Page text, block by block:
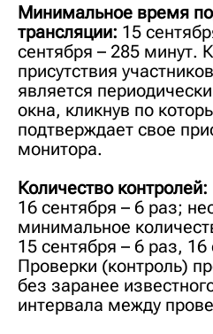
Минимальное время
трансляции: 15
сентября – 285 минут.
присутствия
является
окна, кликнув по
подтверждает свое
монитора.
Количество контролей:
16 сентября – 6 раз;
минимальное
15 сентября – 6 раз,
Проверки (контроль)
без заранее
интервала между